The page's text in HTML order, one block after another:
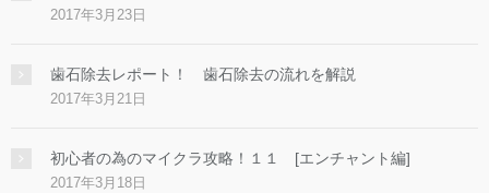
2017年3月23日
歯石除去レポート！ 歯石除去の流れを解説
2017年3月21日
初心者の為のマイクラ攻略！１１ [エンチャント編]
2017年3月18日